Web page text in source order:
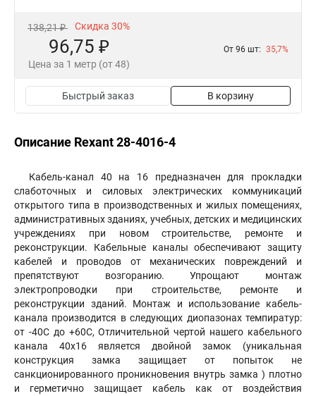
138,21 ₽ Скидка 30%
96,75 ₽
Цена за 1 метр (от 48)
От 96 шт: 35,7%
Быстрый заказ В корзину
Описание Rexant 28-4016-4
Кабель-канал 40 на 16 предназначен для прокладки
слаботочных и силовых электрических коммуникаций
открытого типа в производственных и жилых помещениях,
административных зданиях, учебных, детских и медицинских
учреждениях при новом строительстве, ремонте и
реконструкции. Кабельные каналы обеспечивают защиту
кабелей и проводов от механических повреждений и
препятствуют возгоранию. Упрощают монтаж
электропроводки при строительстве, ремонте и
реконструкции зданий. Монтаж и использование кабель-
канала производится в следующих диопазонах темпиратур:
от -40С до +60С, Отличительной чертой нашего кабельного
канала 40х16 является двойной замок (уникальная
конструкция замка защищает от попыток не
санкционированного проникновения внутрь замка ) плотно
и герметично защищает кабель как от воздействия